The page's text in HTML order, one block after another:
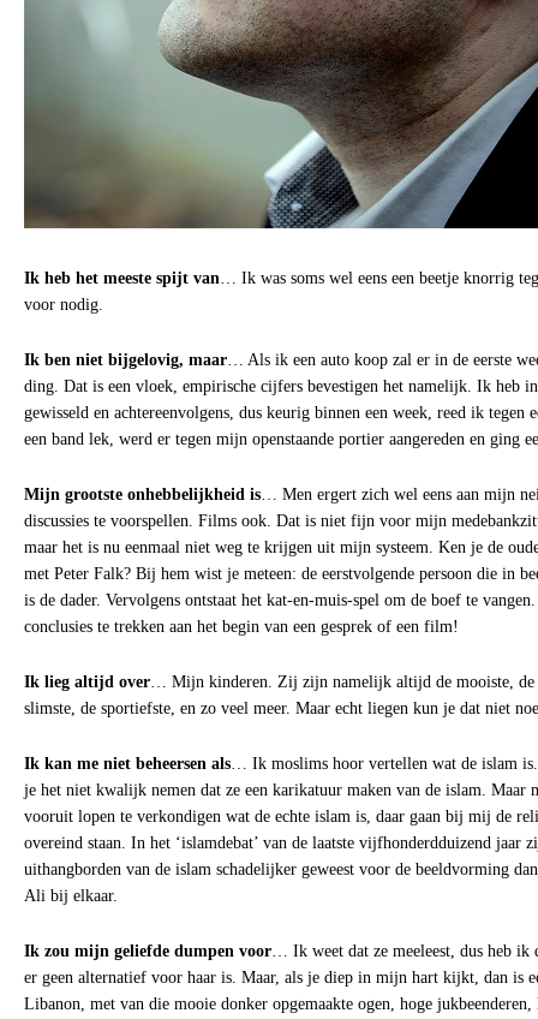
Ik heb het meeste spijt van… Ik was soms wel eens een beetje knorrig
voor nodig.
Ik ben niet bijgelovig, maar… Als ik een auto koop zal er in de eerste
ding. Dat is een vloek, empirische cijfers bevestigen het namelijk. Ik heb
gewisseld en achtereenvolgens, dus keurig binnen een week, reed ik tegen
een band lek, werd er tegen mijn openstaande portier aangereden en ging
Mijn grootste onhebbelijkheid is… Men ergert zich wel eens aan mijn
discussies te voorspellen. Films ook. Dat is niet fijn voor mijn
maar het is nu eenmaal niet weg te krijgen uit mijn systeem. Ken je de
met Peter Falk? Bij hem wist je meteen: de eerstvolgende persoon die in
is de dader. Vervolgens ontstaat het kat-en-muis-spel om de boef te
conclusies te trekken aan het begin van een gesprek of een film!
Ik lieg altijd over… Mijn kinderen. Zij zijn namelijk altijd de mooiste, de
slimste, de sportiefste, en zo veel meer. Maar echt liegen kun je dat niet
Ik kan me niet beheersen als… Ik moslims hoor vertellen wat de islam
je het niet kwalijk nemen dat ze een karikatuur maken van de islam. Maar
vooruit lopen te verkondigen wat de echte islam is, daar gaan bij mij de
overeind staan. In het ‘islamdebat’ van de laatste vijfhonderdduizend jaar
uithangborden van de islam schadelijker geweest voor de beeldvorming
Ali bij elkaar.
Ik zou mijn geliefde dumpen voor… Ik weet dat ze meeleest, dus heb ik
er geen alternatief voor haar is. Maar, als je diep in mijn hart kijkt, dan is
Libanon, met van die mooie donker opgemaakte ogen, hoge